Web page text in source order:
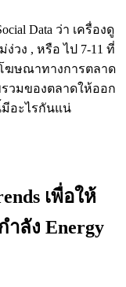
Data ว่า เครื่องดู
วง , หรือ ไป 7-11 ที่
โฆษณาทางการตลาด
วมของตลาดให้ออก
มีอะไรกันแน่
เพื่อให้
ำลัง Energy